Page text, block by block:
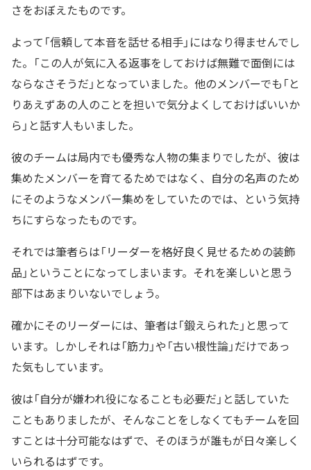
さをおぼえたものです。
よって「信頼して本音を話せる相手」にはなり得ませんでし
た。「この人が気に入る返事をしておけば無難で面倒には
ならなさそうだ」となっていました。他のメンバーでも「と
りあえずあの人のことを担いで気分よくしておけばいいか
ら」と話す人もいました。
彼のチームは局内でも優秀な人物の集まりでしたが、彼は
集めたメンバーを育てるためではなく、自分の名声のため
にそのようなメンバー集めをしていたのでは、という気持
ちにすらなったものです。
それでは筆者らは「リーダーを格好良く見せるための装飾
品」ということになってしまいます。それを楽しいと思う
部下はあまりいないでしょう。
確かにそのリーダーには、筆者は「鍛えられた」と思って
います。しかしそれは「筋力」や「古い根性論」だけであっ
た気もしています。
彼は「自分が嫌われ役になることも必要だ」と話していた
こともありましたが、そんなことをしなくてもチームを回
すことは十分可能なはずで、そのほうが誰もが日々楽しく
いられるはずです。